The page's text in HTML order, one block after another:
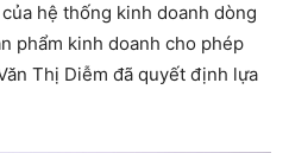
hệ thống kinh doanh dòng
phẩm kinh doanh cho phép
Thị Diễm đã quyết định lựa